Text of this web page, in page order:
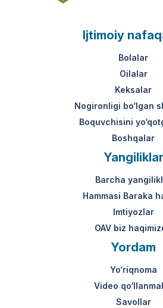
asosi nima?
(1-ilova, 6-band "j" va "l"
jumladan, vasiylik,
Ushbu xizmatning
O‘zbekiston Respublikasi
hamda amaldagi imtiyozlar
to‘g‘risidagi qonunchilik.
Ijtimoiy
Bolalar
Oilalar
Keksalar
Nogironligi bo‘lgan
Boquvchisini
Boshqalar
Yangiliklar
Barcha
Hammasi Baraka
Imtiyozlar
OAV biz
Yordam
Yo‘riqnoma
Video
Savollar